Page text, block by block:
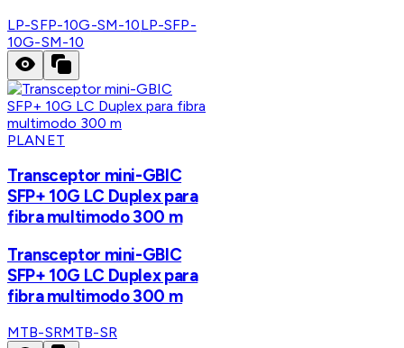
LP-SFP-10G-SM-10LP-SFP-
10G-SM-10
PLANET
Transceptor mini-GBIC
SFP+ 10G LC Duplex para
fibra multimodo 300 m
Transceptor mini-GBIC
SFP+ 10G LC Duplex para
fibra multimodo 300 m
MTB-SRMTB-SR